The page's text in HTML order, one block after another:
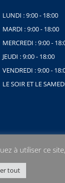
LUNDI : 9:00 - 18:00
MARDI : 9:00 - 18:00
MERCREDI : 9:00 -
JEUDI : 9:00 - 18:00
VENDREDI : 9:00 -
LE SOIR ET LE
RÉSERVÉS.
à utiliser ce
tout